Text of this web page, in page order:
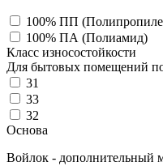
100% ПП
100% ПА (Полиамид)
Класс износостойкости
Для бытовых помещений
31
33
32
Основа
Войлок - дополнительный